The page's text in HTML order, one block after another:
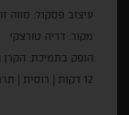
עיצוב פסקול: סווה
מקור: דריה טורצקי
הופק בתמיכת: הקרן
12 דקות | רוסית | תרגום לעברית ולאנגלית